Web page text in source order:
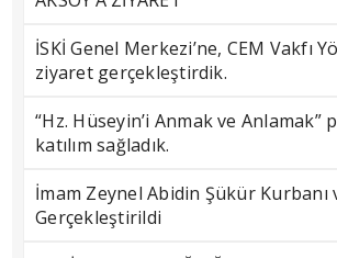
İSKİ Genel Merkezi’ne, CEM Vakfı
ziyaret gerçekleştirdik.
“Hz. Hüseyin’i Anmak ve Anlamak”
katılım sağladık.
İmam Zeynel Abidin Şükür Kurbanı
Gerçekleştirildi